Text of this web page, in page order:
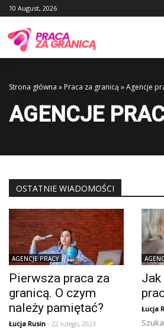
Skip
to
10 August, 2026
Strona główna » Praca za granicą »Agencje
AGENCJE
OSTATNIE WIADOMOŚCI
AGENCJE PRACY
Pierwsza praca za
granicą. O czym
należy pamiętać?
Łucja Rusin - 22 lutego, 2023
Jak
Łucja